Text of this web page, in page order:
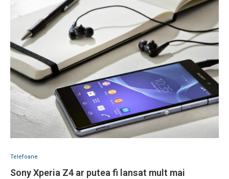
Telefoane
Sony Xperia Z4 ar putea fi lansat mult mai